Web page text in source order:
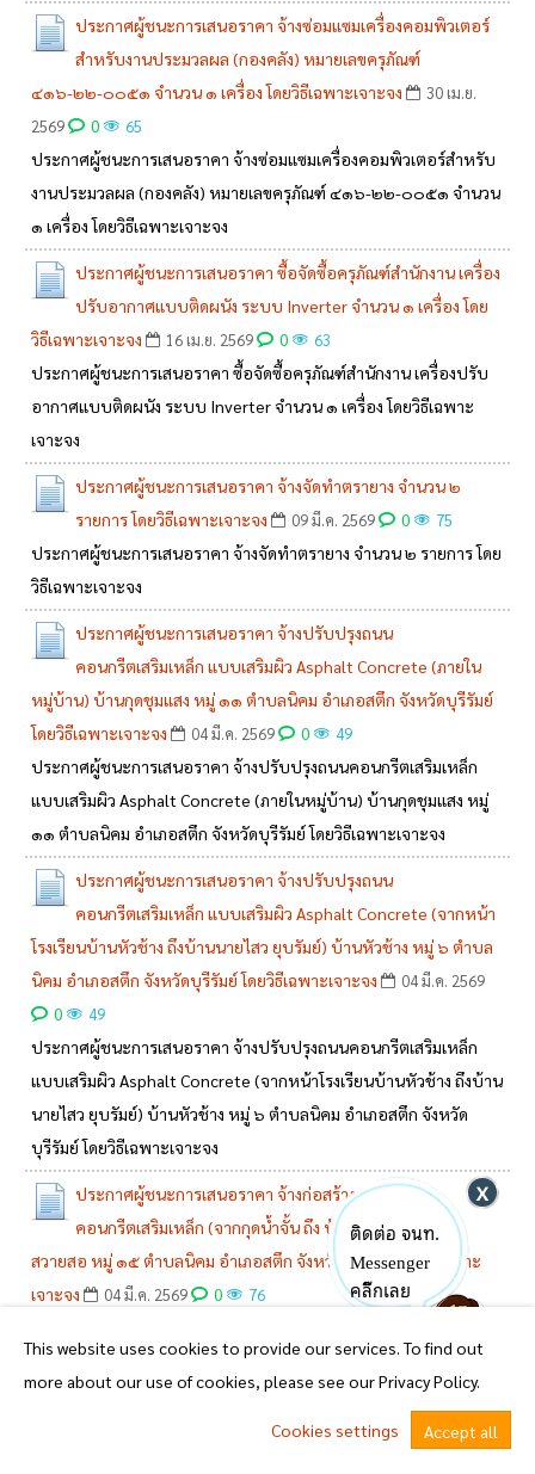
ติดต่อ จนท.
Messenger
คลิ๊กเลย
ประกาศผู้ชนะการเสนอราคา จ้างซ่อมแซมเครื่องคอมพิวเตอร์
สำหรับงานประมวลผล (กองคลัง) หมายเลขครุภัณฑ์
๔๑๖-๒๒-๐๐๕๑ จำนวน ๑ เครื่อง โดยวิธีเฉพาะเจาะจง
30 เม.ย.
2569
0 65
ประกาศผู้ชนะการเสนอราคา จ้างซ่อมแซมเครื่องคอมพิวเตอร์สำหรับ
งานประมวลผล (กองคลัง) หมายเลขครุภัณฑ์ ๔๑๖-๒๒-๐๐๕๑ จำนวน
๑ เครื่อง โดยวิธีเฉพาะเจาะจง
ประกาศผู้ชนะการเสนอราคา ซื้อจัดซื้อครุภัณฑ์สำนักงาน เครื่อง
ปรับอากาศแบบติดผนัง ระบบ Inverter จำนวน ๑ เครื่อง โดย
วิธีเฉพาะเจาะจง
16 เม.ย. 2569 0 63
ประกาศผู้ชนะการเสนอราคา ซื้อจัดซื้อครุภัณฑ์สำนักงาน เครื่องปรับ
อากาศแบบติดผนัง ระบบ Inverter จำนวน ๑ เครื่อง โดยวิธีเฉพาะ
เจาะจง
ประกาศผู้ชนะการเสนอราคา จ้างจัดทำตรายาง จำนวน ๒
รายการ โดยวิธีเฉพาะเจาะจง
09 มี.ค. 2569 0 75
ประกาศผู้ชนะการเสนอราคา จ้างจัดทำตรายาง จำนวน ๒ รายการ โดย
วิธีเฉพาะเจาะจง
ประกาศผู้ชนะการเสนอราคา จ้างปรับปรุงถนน
คอนกรีตเสริมเหล็ก แบบเสริมผิว Asphalt Concrete (ภายใน
หมู่บ้าน) บ้านกุดชุมแสง หมู่ ๑๑ ตำบลนิคม อำเภอสตึก จังหวัดบุรีรัมย์
โดยวิธีเฉพาะเจาะจง
04 มี.ค. 2569 0 49
ประกาศผู้ชนะการเสนอราคา จ้างปรับปรุงถนนคอนกรีตเสริมเหล็ก
แบบเสริมผิว Asphalt Concrete (ภายในหมู่บ้าน) บ้านกุดชุมแสง หมู่
๑๑ ตำบลนิคม อำเภอสตึก จังหวัดบุรีรัมย์ โดยวิธีเฉพาะเจาะจง
ประกาศผู้ชนะการเสนอราคา จ้างปรับปรุงถนน
คอนกรีตเสริมเหล็ก แบบเสริมผิว Asphalt Concrete (จากหน้า
โรงเรียนบ้านหัวช้าง ถึงบ้านนายไสว ยุบรัมย์) บ้านหัวช้าง หมู่ ๖ ตำบล
นิคม อำเภอสตึก จังหวัดบุรีรัมย์ โดยวิธีเฉพาะเจาะจง
04 มี.ค. 2569
0 49
ประกาศผู้ชนะการเสนอราคา จ้างปรับปรุงถนนคอนกรีตเสริมเหล็ก
แบบเสริมผิว Asphalt Concrete (จากหน้าโรงเรียนบ้านหัวช้าง ถึงบ้าน
นายไสว ยุบรัมย์) บ้านหัวช้าง หมู่ ๖ ตำบลนิคม อำเภอสตึก จังหวัด
บุรีรัมย์ โดยวิธีเฉพาะเจาะจง
ประกาศผู้ชนะการเสนอราคา จ้างก่อสร้างถนน
คอนกรีตเสริมเหล็ก (จากกุดน้ำจั้น ถึง บ้านโคกก่อง) บ้าน
สวายสอ หมู่ ๑๕ ตำบลนิคม อำเภอสตึก จังหวัดบุรีรัมย์ โดยวิธีเฉพาะ
เจาะจง
04 มี.ค. 2569 0 76
(จากกุดน้ำจั้น ถึง บ้านโคกก่อง) บ้าน สวายสอ หมู่ ๑๕ ตำบลนิคม
อำเภอสตึก จังหวัดบุรีรัมย์ โดยวิธีเฉพาะเจาะจง
ประกาศผู้ชนะการเสนอราคา จัดซื้อวัสดุคอมพิวเตอร์ (กองคลัง)
This website uses cookies to provide our services. To find out
more about our use of cookies, please see our Privacy Policy.
Cookies settings Accept all